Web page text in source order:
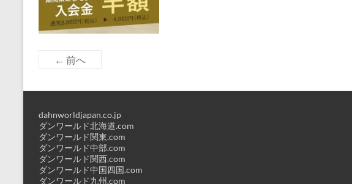
← 前へ
dahnworldjapan.co.jp
ダンワールド北海道.com
ダンワールド関東.com
ダンワールド中部.com
ダンワールド関西.com
ダンワールド中国四国.com
ダンワールド九州.com